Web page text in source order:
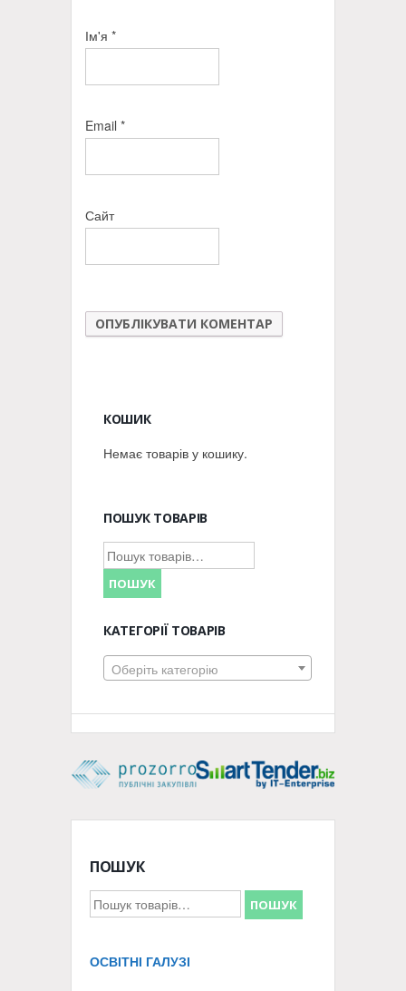
Ім'я *
Email *
Сайт
КОШИК
Немає товарів у кошику.
ПОШУК ТОВАРІВ
Шукати:
ПОШУК
КАТЕГОРІЇ ТОВАРІВ
Оберіть категорію
ПОШУК
Шукати: ПОШУК
ОСВІТНІ ГАЛУЗІ